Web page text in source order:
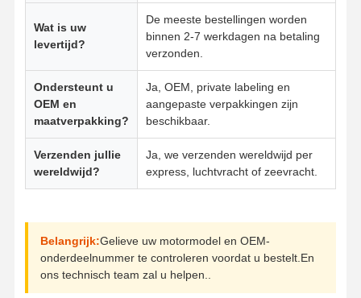
DOOSAN Deeltjes van graafmachines
motor Oliepomp
Motor Cilinderkop
Dieselmotortrapas
dieselmotornokkenas
Wat is uw
levertijd?
De meeste bestellingen worden
binnen 2-7 werkdagen na betaling
verzonden.
Ondersteunt u
OEM en
maatverpakking?
Ja, OEM, private labeling en
aangepaste verpakkingen zijn
beschikbaar.
Verzenden jullie
wereldwijd?
Ja, we verzenden wereldwijd per
express, luchtvracht of zeevracht.
Belangrijk:Gelieve uw motormodel en OEM-
onderdeelnummer te controleren voordat u bestelt.En
ons technisch team zal u helpen..